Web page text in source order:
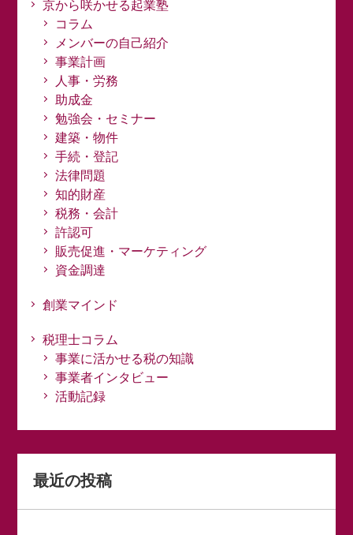
京から咲かせる起業塾
コラム
メンバーの自己紹介
事業計画
人事・労務
助成金
勉強会・セミナー
建築・物件
手続・登記
法律問題
知的財産
税務・会計
許認可
販売促進・マーケティング
資金調達
創業マインド
税理士コラム
事業に活かせる税の知識
事業者インタビュー
活動記録
最近の投稿